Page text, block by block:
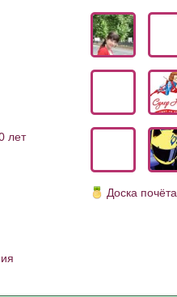
лет
Доска почёта